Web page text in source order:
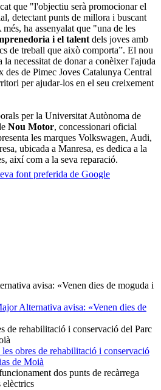
que "l'objectiu serà promocionar el
detectant punts de millora i buscant
ha assenyalat que "una de les
i el talent dels joves amb
de treball que això comporta”. El nou
la necessitat de donar a conèixer l'ajuda
des de Pimec Joves Catalunya Central
per ajudar-los en el seu creixement
per la Universitat Autònoma de
Nou Motor, concessionari oficial
les marques Volkswagen, Audi,
ubicada a Manresa, es dedica a la
així com a la seva reparació.
font preferida de Google
Alternativa avisa: «Venen dies de
obres de rehabilitació i conservació
de Moià